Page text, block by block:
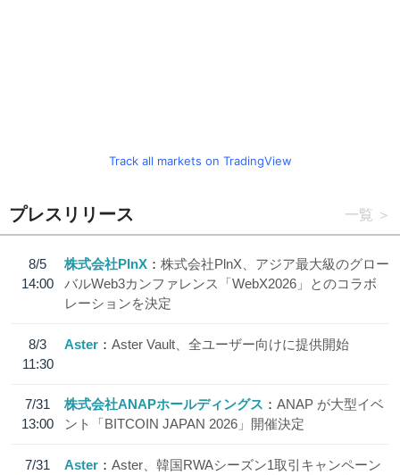
Track all markets on TradingView
プレスリリース 一覧
8/5
14:00
株式会社PlnX
株式会社PlnX、アジア最大級のグロー
バルWeb3カンファレンス「WebX2026」とのコラボ
レーションを決定
8/3
11:30
Aster Aster Vault、全ユーザー向けに提供開始
7/31
13:00
株式会社ANAPホールディングス
ANAP が大型イベ
ント「BITCOIN JAPAN 2026」開催決定
7/31
Aster
Aster、韓国RWAシーズン1取引キャンペーン